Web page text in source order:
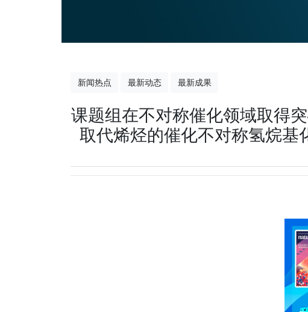
新闻热点 最新动态 最新成果
课题组在不对称催化领域取得
取代烯烃的催化不对称氢烷